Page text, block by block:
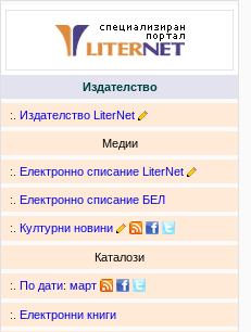
Издателство
:. Издателство LiterNet
Медии
:. Електронно списание LiterNet
:. Електронно списание БЕЛ
:. Културни новини
Каталози
:. По дати: март
:. Електронни книги